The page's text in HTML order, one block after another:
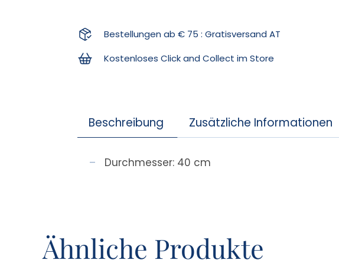
Bestellungen ab € 75 : Gratisversand AT
Kostenloses Click and Collect im Store
Beschreibung Zusätzliche Informationen
Durchmesser: 40 cm
Ähnliche Produkte